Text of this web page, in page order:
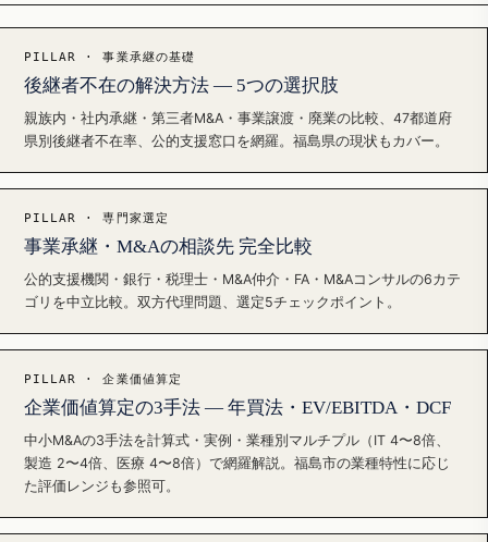
PILLAR · 事業承継の基礎
後継者不在の解決方法 — 5つの選択肢
親族内・社内承継・第三者M&A・事業譲渡・廃業の比較、47都道府
県別後継者不在率、公的支援窓口を網羅。福島県の現状もカバー。
PILLAR · 専門家選定
事業承継・M&Aの相談先 完全比較
公的支援機関・銀行・税理士・M&A仲介・FA・M&Aコンサルの6カテ
ゴリを中立比較。双方代理問題、選定5チェックポイント。
PILLAR · 企業価値算定
企業価値算定の3手法 — 年買法・EV/EBITDA・DCF
中小M&Aの3手法を計算式・実例・業種別マルチプル（IT 4〜8倍、
製造 2〜4倍、医療 4〜8倍）で網羅解説。福島市の業種特性に応じ
た評価レンジも参照可。